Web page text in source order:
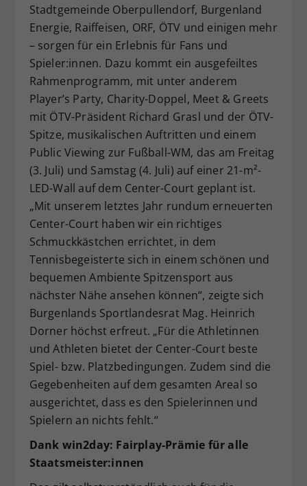
Stadtgemeinde Oberpullendorf, Burgenland
Energie, Raiffeisen, ORF, ÖTV und einigen mehr
– sorgen für ein Erlebnis für Fans und
Spieler:innen. Dazu kommt ein ausgefeiltes
Rahmenprogramm, mit unter anderem
Player’s Party, Charity-Doppel, Meet & Greets
mit ÖTV-Präsident Richard Grasl und der ÖTV-
Spitze, musikalischen Auftritten und einem
Public Viewing zur Fußball-WM, das am Freitag
(3. Juli) und Samstag (4. Juli) auf einer 21-m²-
LED-Wall auf dem Center-Court geplant ist.
„Mit unserem letztes Jahr rundum erneuerten
Center-Court haben wir ein richtiges
Schmuckkästchen errichtet, in dem
Tennisbegeisterte sich in einem schönen und
bequemen Ambiente Spitzensport aus
nächster Nähe ansehen können“, zeigte sich
Burgenlands Sportlandesrat Mag. Heinrich
Dorner höchst erfreut. „Für die Athletinnen
und Athleten bietet der Center-Court beste
Spiel- bzw. Platzbedingungen. Zudem sind die
Gegebenheiten auf dem gesamten Areal so
ausgerichtet, dass es den Spielerinnen und
Spielern an nichts fehlt.“
Dank win2day: Fairplay-Prämie für alle
Staatsmeister:innen